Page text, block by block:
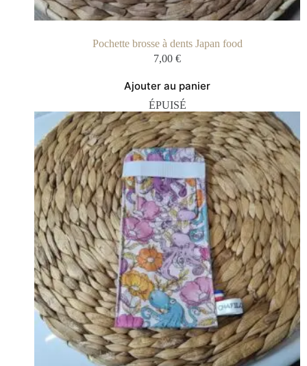
Pochette brosse à dents Japan food
7,00 €
Ajouter au panier
ÉPUISÉ